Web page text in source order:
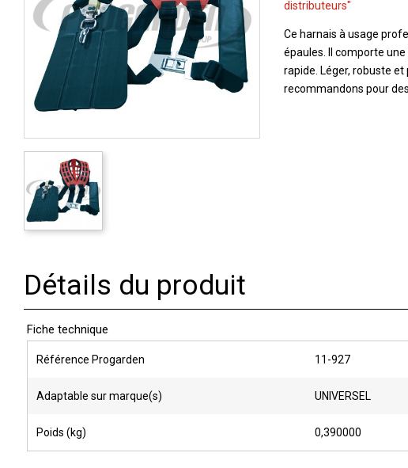
distributeurs"
Ce harnais à usage
épaules. Il comporte
rapide. Léger, robuste
recommandons pour
Détails du produit
Fiche technique
Référence Progarden 11-927
Adaptable sur marque(s) UNIVERSEL
Poids (kg) 0,390000